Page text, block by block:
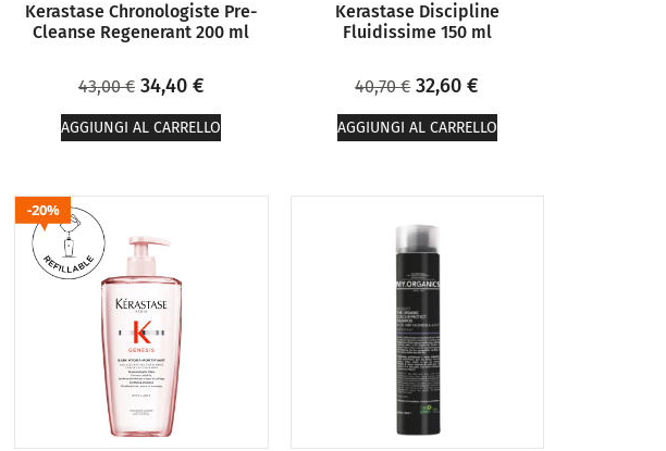
Kerastase Chronologiste Pre-
Cleanse Regenerant 200 ml
43,00€ 34,40 €
AGGIUNGI AL CARRELLO
Kerastase Discipline
Fluidissime 150 ml
40,70€ 32,60€
AGGIUNGI AL CARRELLO
20%